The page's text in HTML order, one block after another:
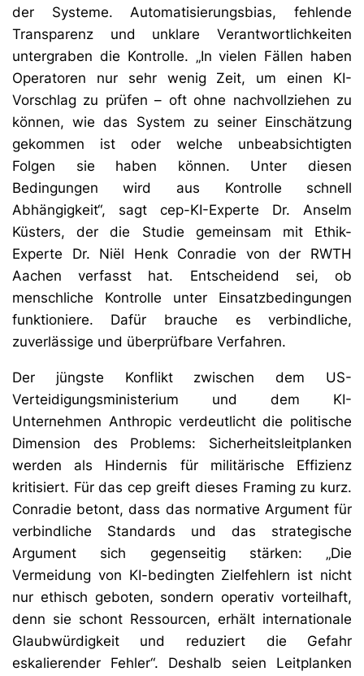
der Systeme. Automatisierungsbias, fehlende
Transparenz und unklare Verantwortlichkeiten
untergraben die Kontrolle. „In vielen Fällen haben
Operatoren nur sehr wenig Zeit, um einen KI-
Vorschlag zu prüfen – oft ohne nachvollziehen zu
können, wie das System zu seiner Einschätzung
gekommen ist oder welche unbeabsichtigten
Folgen sie haben können. Unter diesen
Bedingungen wird aus Kontrolle schnell
Abhängigkeit“, sagt cep-KI-Experte Dr. Anselm
Küsters, der die Studie gemeinsam mit Ethik-
Experte Dr. Niël Henk Conradie von der RWTH
Aachen verfasst hat. Entscheidend sei, ob
menschliche Kontrolle unter Einsatzbedingungen
funktioniere. Dafür brauche es verbindliche,
zuverlässige und überprüfbare Verfahren.
Der jüngste Konflikt zwischen dem US-
Verteidigungsministerium und dem KI-
Unternehmen Anthropic verdeutlicht die politische
Dimension des Problems: Sicherheitsleitplanken
werden als Hindernis für militärische Effizienz
kritisiert. Für das cep greift dieses Framing zu kurz.
Conradie betont, dass das normative Argument für
verbindliche Standards und das strategische
Argument sich gegenseitig stärken: „Die
Vermeidung von KI-bedingten Zielfehlern ist nicht
nur ethisch geboten, sondern operativ vorteilhaft,
denn sie schont Ressourcen, erhält internationale
Glaubwürdigkeit und reduziert die Gefahr
eskalierender Fehler“. Deshalb seien Leitplanken